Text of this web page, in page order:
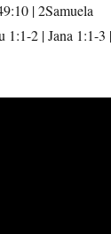
| 2Samuela
1:1-2 | Jana 1:1-3 |